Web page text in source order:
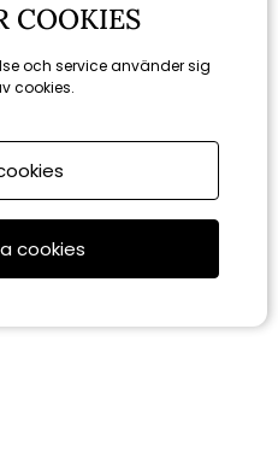
COOKIES
och service använder sig
cookies.
cookies